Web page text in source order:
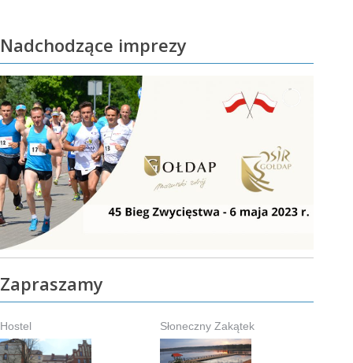
Nadchodzące imprezy
Zapraszamy
Hostel Słoneczny Zakątek